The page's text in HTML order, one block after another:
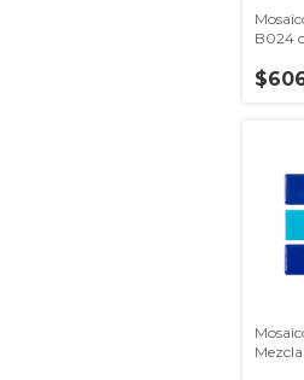
B024